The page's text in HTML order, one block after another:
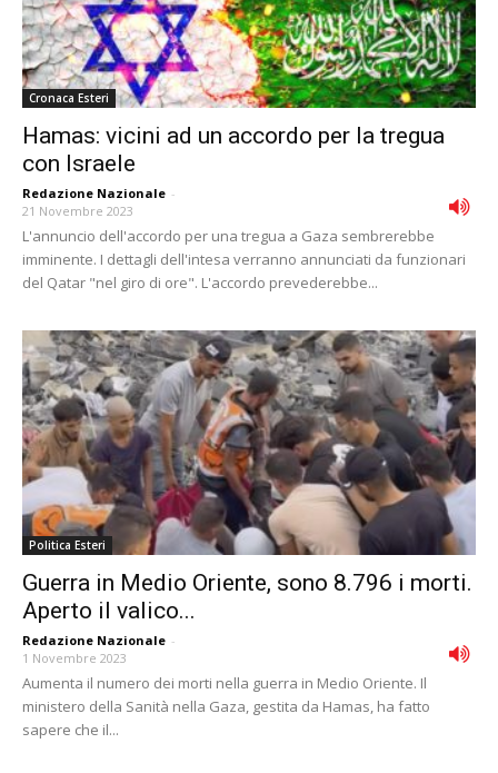
Cronaca Esteri
Hamas: vicini ad un accordo per la tregua
con Israele
Redazione Nazionale -
21 Novembre 2023
L'annuncio dell'accordo per una tregua a Gaza sembrerebbe
imminente. I dettagli dell'intesa verranno annunciati da funzionari
del Qatar "nel giro di ore". L'accordo prevederebbe...
Politica Esteri
Guerra in Medio Oriente, sono 8.796 i morti.
Aperto il valico...
Redazione Nazionale -
1 Novembre 2023
Aumenta il numero dei morti nella guerra in Medio Oriente. Il
ministero della Sanità nella Gaza, gestita da Hamas, ha fatto
sapere che il...